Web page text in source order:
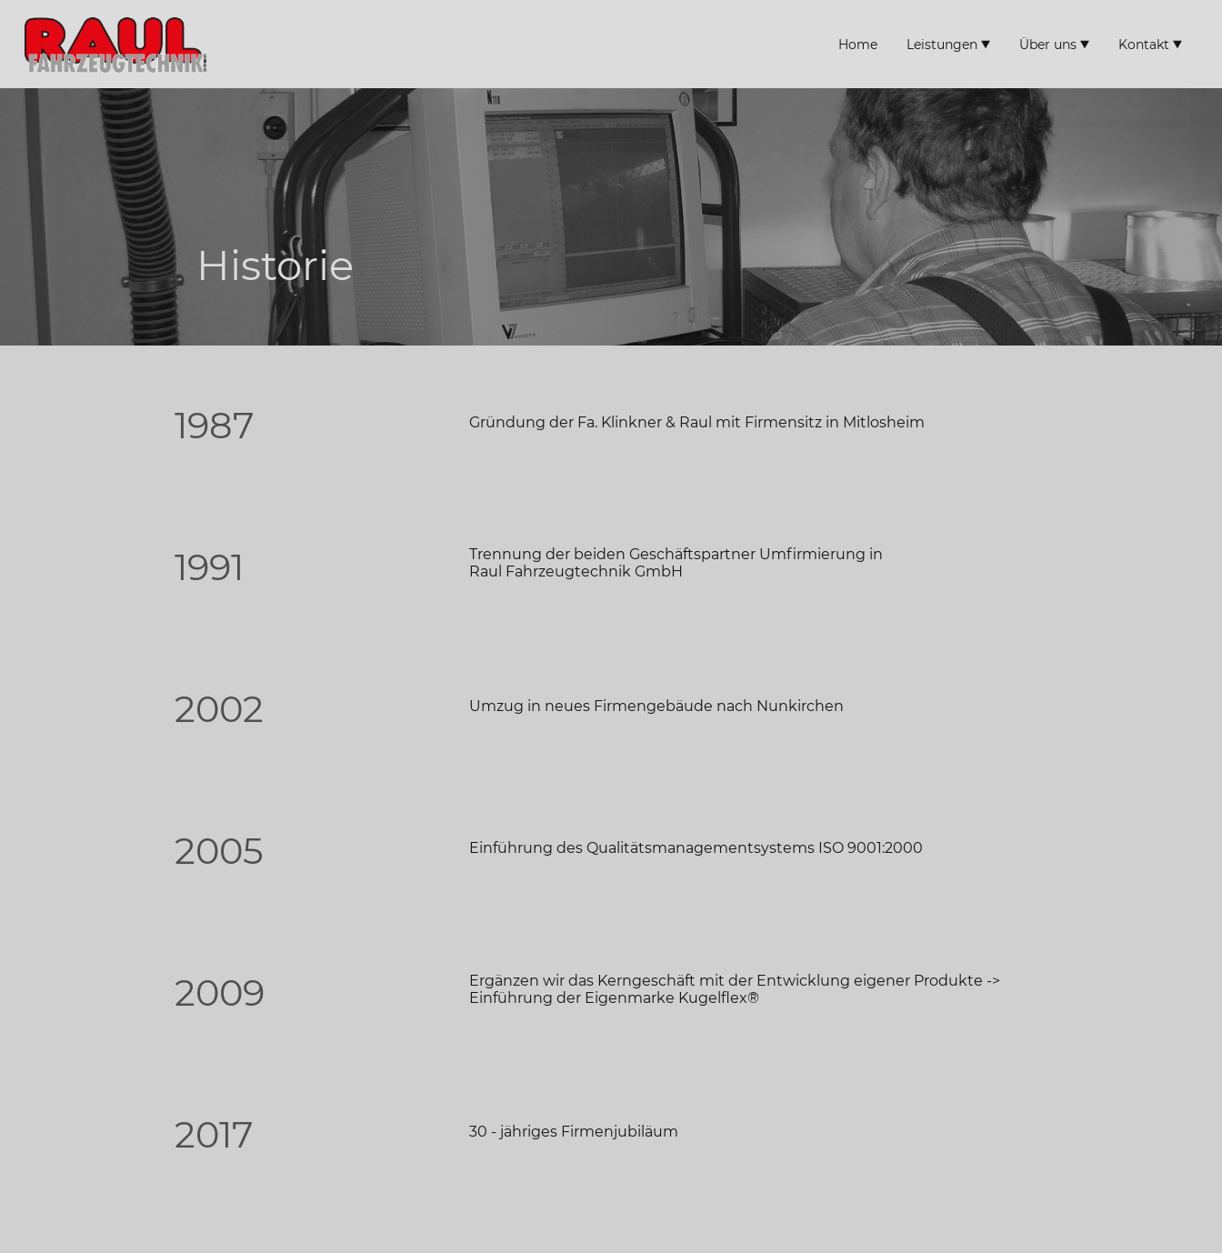
Home Leistungen Über uns Kontakt
Historie
1987 Gründung der Fa. Klinkner & Raul mit Firmensitz in Mitlosheim
1991
Trennung der beiden Geschäftspartner Umfirmierung in
Raul Fahrzeugtechnik GmbH
2002 Umzug in neues Firmengebäude nach Nunkirchen
2005 Einführung des Qualitätsmanagementsystems ISO 9001:2000
2009
Ergänzen wir das Kerngeschäft mit der Entwicklung eigener Produkte ->
Einführung der Eigenmarke Kugelflex®
2017 30 - jähriges Firmenjubiläum